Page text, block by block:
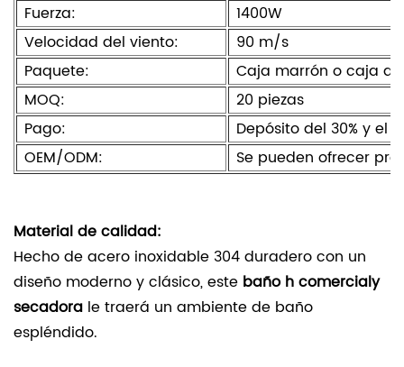
Fuerza:
1400W
Velocidad del viento:
90 m/s
Paquete:
Caja marrón o caja
MOQ:
20 piezas
Pago:
Depósito del 30% y el
OEM/ODM:
Se pueden ofrecer
Material de calidad:
Hecho de acero inoxidable 304 duradero con un
diseño moderno y clásico, este bañoh comercialy
secadora le traerá un ambiente de baño
espléndido.